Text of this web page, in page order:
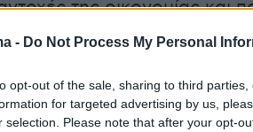
- Do Not Process My Personal
opt-out of the sale, sharing to third
for targeted advertising by us,
selection. Please note that after your opt-
της οικονομίας και
που μοιράζονται τώρα, θα
και πολύ σύντομα.